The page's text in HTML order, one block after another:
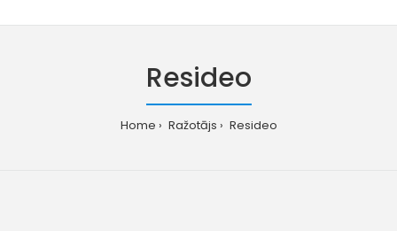
Resideo
Home Ražotājs Resideo